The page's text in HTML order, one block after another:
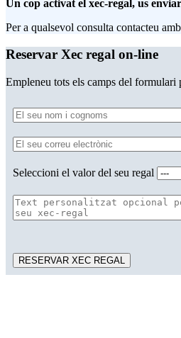
Un cop activat el xec-regal, us
Per a qualsevol consulta contacteu
Reservar Xec regal on-line
Empleneu tots els camps del formulari
Seleccioni el valor del seu regal